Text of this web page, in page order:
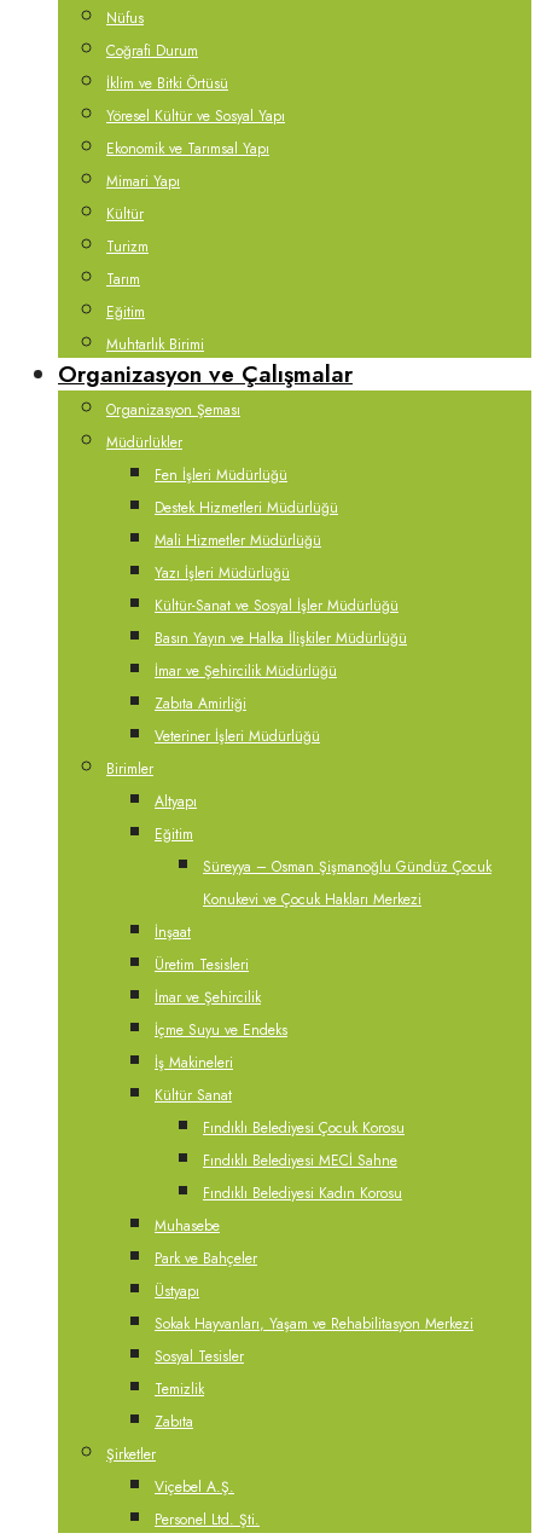
Nüfus
Coğrafi Durum
İklim ve Bitki Örtüsü
Yöresel Kültür ve Sosyal Yapı
Ekonomik ve Tarımsal Yapı
Mimari Yapı
Kültür
Turizm
Tarım
Eğitim
Muhtarlık Birimi
Organizasyon ve Çalışmalar
Organizasyon Şeması
Müdürlükler
Fen İşleri Müdürlüğü
Destek Hizmetleri Müdürlüğü
Mali Hizmetler Müdürlüğü
Yazı İşleri Müdürlüğü
Kültür-Sanat ve Sosyal İşler Müdürlüğü
Basın Yayın ve Halka İlişkiler Müdürlüğü
İmar ve Şehircilik Müdürlüğü
Zabıta Amirliği
Veteriner İşleri Müdürlüğü
Birimler
Altyapı
Eğitim
Süreyya – Osman Şişmanoğlu Gündüz Çocuk
Konukevi ve Çocuk Hakları Merkezi
İnşaat
Üretim Tesisleri
İmar ve Şehircilik
İçme Suyu ve Endeks
İş Makineleri
Kültür Sanat
Fındıklı Belediyesi Çocuk Korosu
Fındıklı Belediyesi MECİ Sahne
Fındıklı Belediyesi Kadın Korosu
Muhasebe
Park ve Bahçeler
Üstyapı
Sokak Hayvanları, Yaşam ve Rehabilitasyon Merkezi
Sosyal Tesisler
Temizlik
Zabıta
Şirketler
Viçebel A.Ş.
Personel Ltd. Şti.